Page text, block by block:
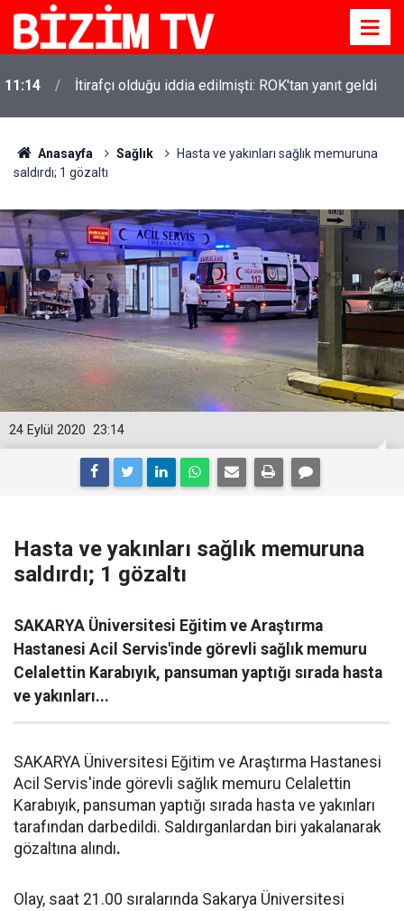
11:14 İtirafçı olduğu iddia edilmişti: ROK'tan yanıt geldi
Anasayfa Sağlık
Hasta ve yakınları sağlık memuruna
saldırdı; 1 gözaltı
23:14
24 Eylül 2020
Hasta ve yakınları sağlık memuruna
saldırdı; 1 gözaltı
SAKARYA Üniversitesi Eğitim ve Araştırma
Hastanesi Acil Servis'inde görevli sağlık memuru
Celalettin Karabıyık, pansuman yaptığı sırada hasta
ve yakınları...
SAKARYA Üniversitesi Eğitim ve Araştırma Hastanesi
Acil Servis'inde görevli sağlık memuru Celalettin
Karabıyık, pansuman yaptığı sırada hasta ve yakınları
tarafından darbedildi. Saldırganlardan biri yakalanarak
gözaltına alındı.
Olay, saat 21.00 sıralarında Sakarya Üniversitesi